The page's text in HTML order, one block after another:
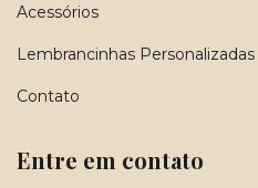
Acessórios
Lembrancinhas Personalizadas
Contato
Entre em contato